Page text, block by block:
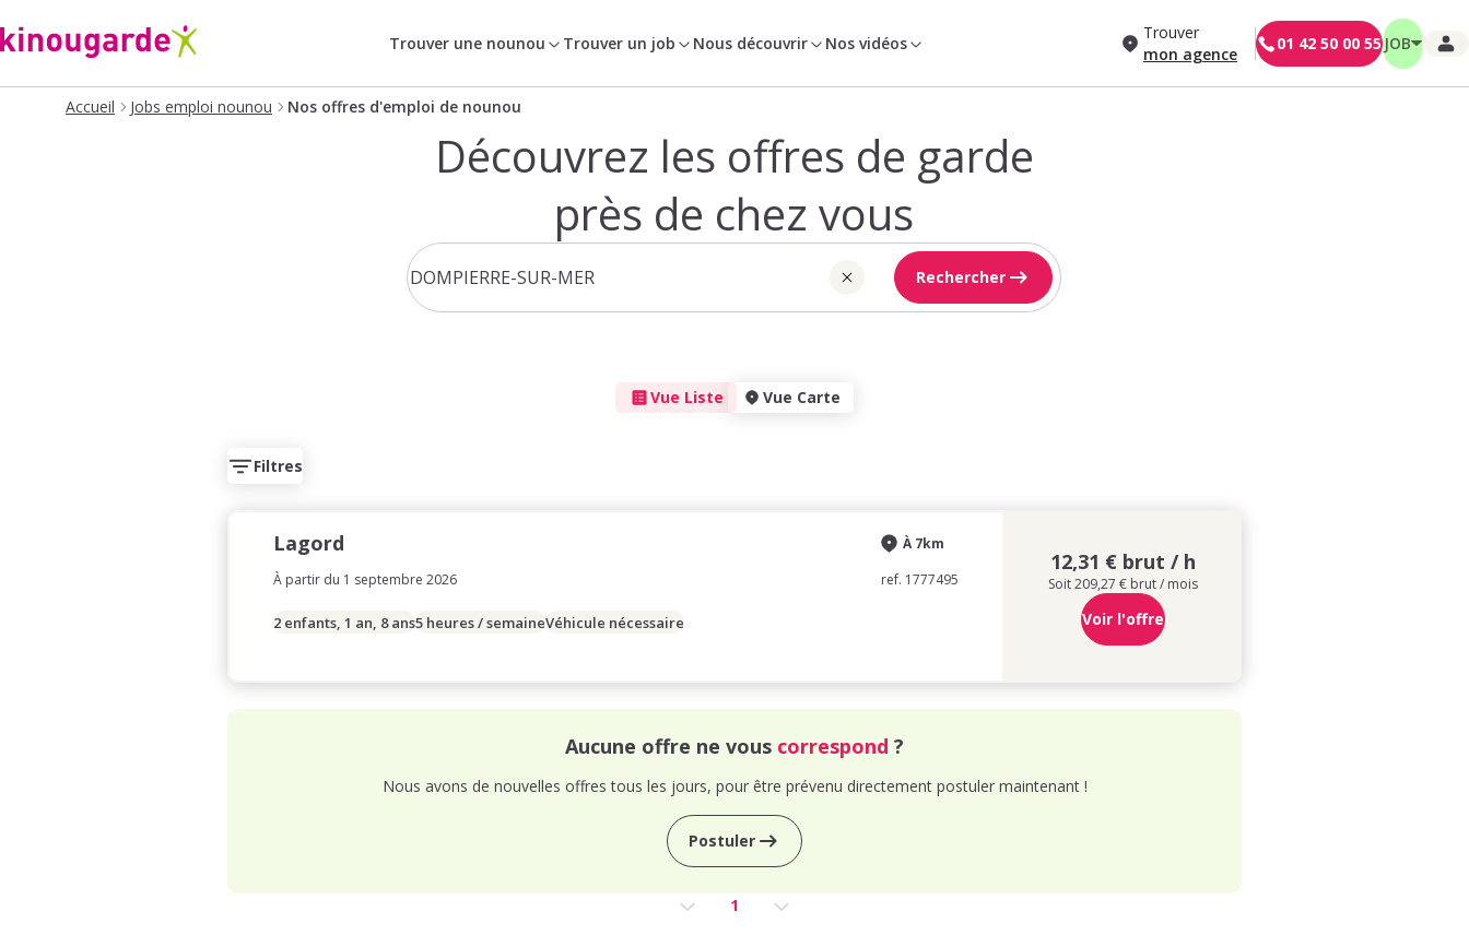
Trouver une nounou Trouver un job Nous découvrir Nos vidéos
Trouver
mon agence
01 42 50 00 55 JOB
Accueil Jobs emploi nounou Nos offres d'emploi de nounou
Découvrez les offres de garde
près de chez vous
Rechercher
Vue Liste Vue Carte
Filtres
Lagord
À partir du 1 septembre 2026
À 7km
ref. 1777495
2 enfants, 1 an, 8 ans5 heures / semaineVéhicule nécessaire
12,31 € brut / h
Soit 209,27 € brut / mois
Voir l'offre
Aucune offre ne vous correspond ?
Nous avons de nouvelles offres tous les jours, pour être prévenu directement postuler maintenant !
Postuler
1